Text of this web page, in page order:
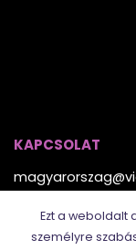
KAPCSOLAT
TÖBBI
Ezt a weboldalt
személyre